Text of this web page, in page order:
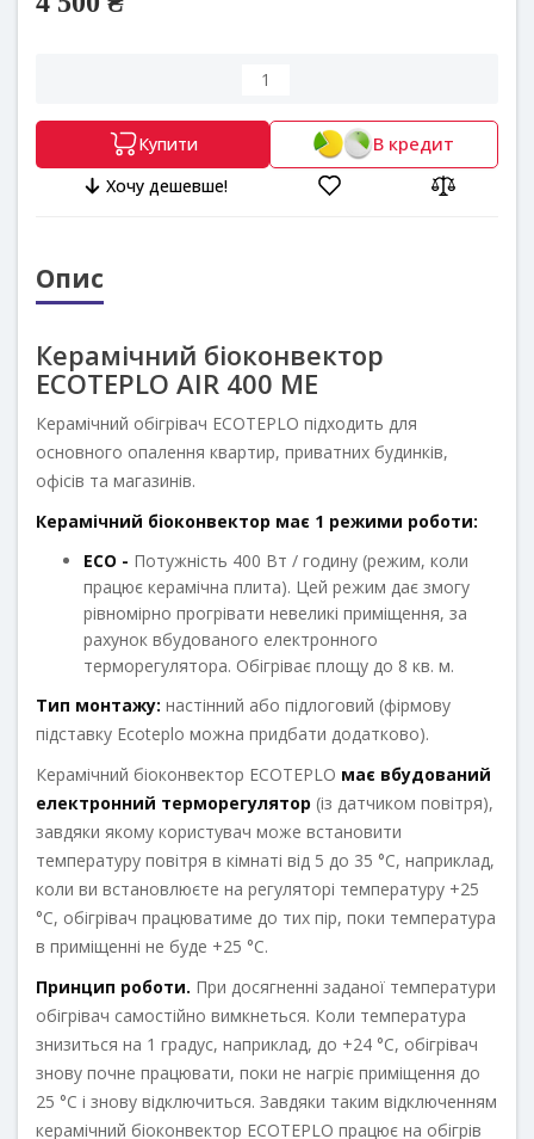
Купити В кредит
Хочу дешевше!
Опис
Керамічний біоконвектор
ECOTEPLO AIR 400 ME
Керамічний обігрівач ECOTEPLO підходить для
основного опалення квартир, приватних будинків,
офісів та магазинів.
Керамічний біоконвектор має 1 режими роботи:
ECO - Потужність 400 Вт / годину (режим, коли
працює керамічна плита). Цей режим дає змогу
рівномірно прогрівати невеликі приміщення, за
рахунок вбудованого електронного
терморегулятора. Обігріває площу до 8 кв. м.
Тип монтажу: настінний або підлоговий (фірмову
підставку Ecoteрlo можна придбати додатково).
Керамічний біоконвектор ECOTEPLO має вбудований
електронний терморегулятор (із датчиком повітря),
завдяки якому користувач може встановити
температуру повітря в кімнаті від 5 до 35 °С, наприклад,
коли ви встановлюєте на регуляторі температуру +25
°С, обігрівач працюватиме до тих пір, поки температура
в приміщенні не буде +25 °С.
Принцип роботи. При досягненні заданої температури
обігрівач самостійно вимкнеться. Коли температура
знизиться на 1 градус, наприклад, до +24 °С, обігрівач
знову почне працювати, поки не нагріє приміщення до
25 °С і знову відключиться. Завдяки таким відключенням
керамічний біоконвектор ECOTEPLO працює на обігрів